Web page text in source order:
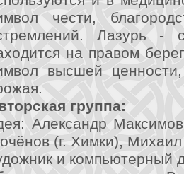
чести,
Лазурь -
на правом
высшей
группа:
Александр
(г. Химки),
и компьютерный